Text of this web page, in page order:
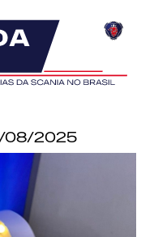
08/2025